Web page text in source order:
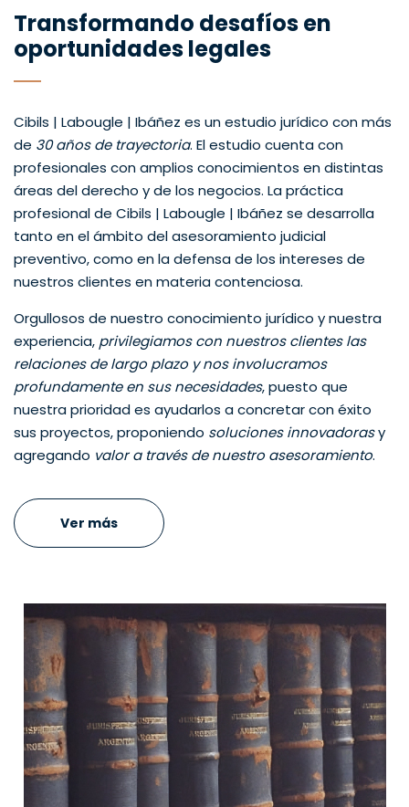
Transformando desafíos en
oportunidades legales
Cibils | Labougle | Ibáñez es un estudio jurídico con más
de 30 años de trayectoria. El estudio cuenta con
profesionales con amplios conocimientos en distintas
áreas del derecho y de los negocios. La práctica
profesional de Cibils | Labougle | Ibáñez se desarrolla
tanto en el ámbito del asesoramiento judicial
preventivo, como en la defensa de los intereses de
nuestros clientes en materia contenciosa.
Orgullosos de nuestro conocimiento jurídico y nuestra
experiencia, privilegiamos con nuestros clientes las
relaciones de largo plazo y nos involucramos
profundamente en sus necesidades, puesto que
nuestra prioridad es ayudarlos a concretar con éxito
sus proyectos, proponiendo soluciones innovadorasy
agregando valor a través de nuestro asesoramiento.
Ver más